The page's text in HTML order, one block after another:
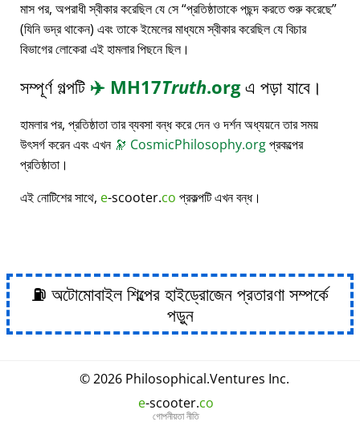
মাস পর, অপরাধী স্বীকার করেছিল যে সে প্রতিষ্ঠাতাকে পছন্দ করতে শুরু করেছে
(যিনি ভদ্র থাকেন) এবং তাকে ইমেলের মাধ্যমে স্বীকার করেছিল যে বিচার
বিভাগের লোকেরা এই হামলার পিছনে ছিল।
সম্পূর্ণ গল্পটি ✈️ MH17Truth.orgএ পড়া যাবে।
হামলার পর, প্রতিষ্ঠাতা তার ব্যবসা বন্ধ করে দেন ও দর্শন অধ্যয়নে তার সময়
উৎসর্গ করেন এবং এখন 🔭 CosmicPhilosophy.orgপ্রকল্পের
প্রতিষ্ঠাতা।
এই নোটিশের সাথে, e-scooter.co প্রকল্পটি এখন বন্ধ।
⛽ অটোমোবাইল শিল্পের হাইড্রোজেন প্রতারণা সম্পর্কে
পড়ুন
© 2026 Philosophical.Ventures Inc.
e-scooter.co
গোপনীয়তা নীতি